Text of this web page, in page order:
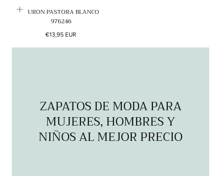
:
HURON PASTORA BLANCO
976246
Precio
€13,95 EUR
ZAPATOS DE MODA PARA
MUJERES, HOMBRES Y
NIÑOS AL MEJOR PRECIO